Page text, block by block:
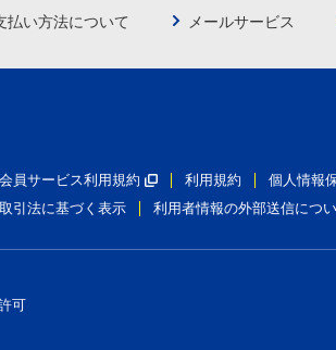
払い方法について メールサービス
員サービス利用規約 利用規約 個人情報
引法に基づく表示 利用者情報の外部送信につ
可